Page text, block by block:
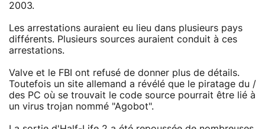
2003.
Les arrestations auraient eu lieu dans plusieurs pays
différents. Plusieurs sources auraient conduit à ces
arrestations.
Valve et le FBI ont refusé de donner plus de détails.
Toutefois un site allemand a révélé que le piratage du /
des PC où se trouvait le code source pourrait être lié à
un virus trojan nommé "Agobot".